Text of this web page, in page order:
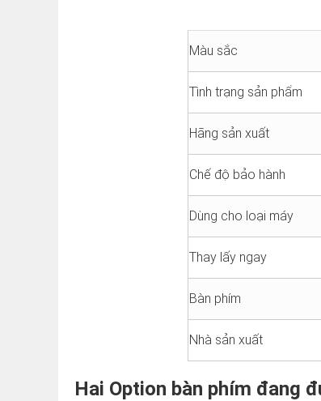
Màu sắc
Tình trạng sản phẩm
Hãng sản xuất
Chế độ bảo hành
Dùng cho loại máy
Thay lấy ngay
Bàn phím
Nhà sản xuất
Hai Option bàn phím đang